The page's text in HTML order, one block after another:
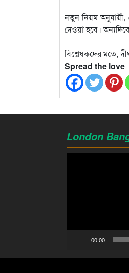
নতুন নিয়ম অনুযায়ী,
দেওয়া হবে।
বিশ্লেষকদের মতে,
Spread the love
London
00:00